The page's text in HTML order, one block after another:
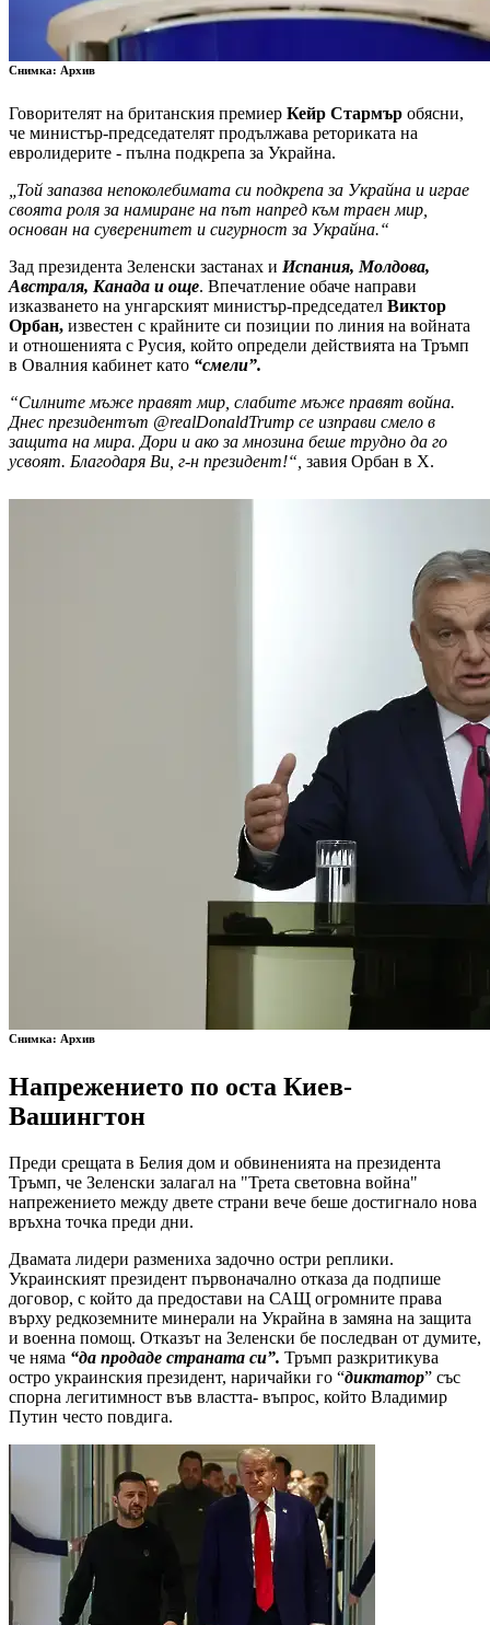
Снимка: Архив
Говорителят на британския премиер Кейр Стармър обясни,
че министър-председателят продължава реториката на
евролидерите - пълна подкрепа за Украйна.
„Той запазва непоколебимата си подкрепа за Украйна и играе
своята роля за намиране на път напред към траен мир,
основан на суверенитет и сигурност за Украйна.“
Зад президента Зеленски застанах и Испания, Молдова,
Австраля, Канада и още. Впечатление обаче направи
изказването на унгарският министър-председател Виктор
Орбан, известен с крайните си позиции по линия на войната
и отношенията с Русия, който определи действията на Тръмп
в Овалния кабинет като “смели”.
“Силните мъже правят мир, слабите мъже правят война.
Днес президентът @realDonaldTrump се изправи смело в
защита на мира. Дори и ако за мнозина беше трудно да го
усвоят. Благодаря Ви, г-н президент!“, завия Орбан в Х.
Снимка: Архив
Напрежението по оста Киев-
Вашингтон
Преди срещата в Белия дом и обвиненията на президента
Тръмп, че Зеленски залагал на "Трета световна война"
напрежението между двете страни вече беше достигнало нова
връхна точка преди дни.
Двамата лидери размениха задочно остри реплики.
Украинският президент първоначално отказа да подпише
договор, с който да предостави на САЩ огромните права
върху редкоземните минерали на Украйна в замяна на защита
и военна помощ. Отказът на Зеленски бе последван от думите,
че няма “да продаде страната си”. Тръмп разкритикува
остро украинския президент, наричайки го “диктатор” със
спорна легитимност във властта- въпрос, който Владимир
Путин често повдига.